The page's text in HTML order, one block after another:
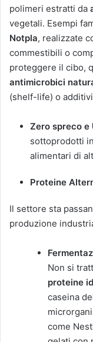
polimeri estratti da
vegetali. Esempi
Notpla, realizzate
commestibili o
proteggere il cibo,
antimicrobici
(shelf-life) o
Zero spreco e
sottoprodotti
alimentari di
Proteine
Il settore sta
produzione
Non si
proteine
caseina
come